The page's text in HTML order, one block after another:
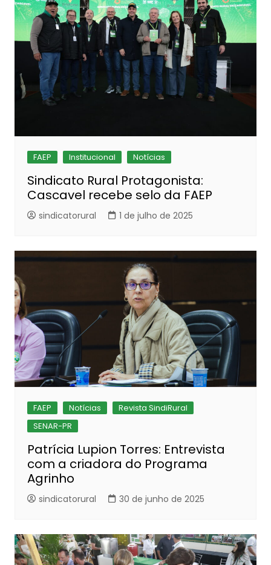
FAEP Institucional Notícias
Sindicato Rural Protagonista:
Cascavel recebe selo da FAEP
sindicatorural 1 de julho de 2025
FAEP Notícias
Revista SindiRural
SENAR-PR
Patrícia Lupion Torres: Entrevista
com a criadora do Programa
Agrinho
sindicatorural 30 de junho de 2025